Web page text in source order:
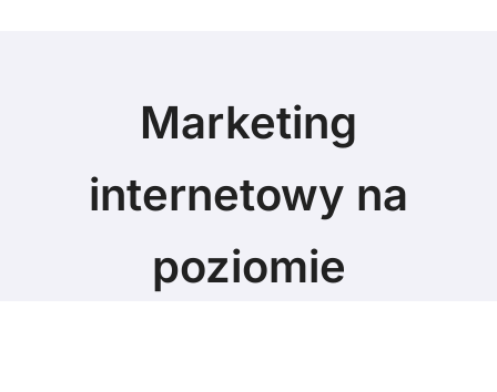
Marketing
internetowy na
poziomie